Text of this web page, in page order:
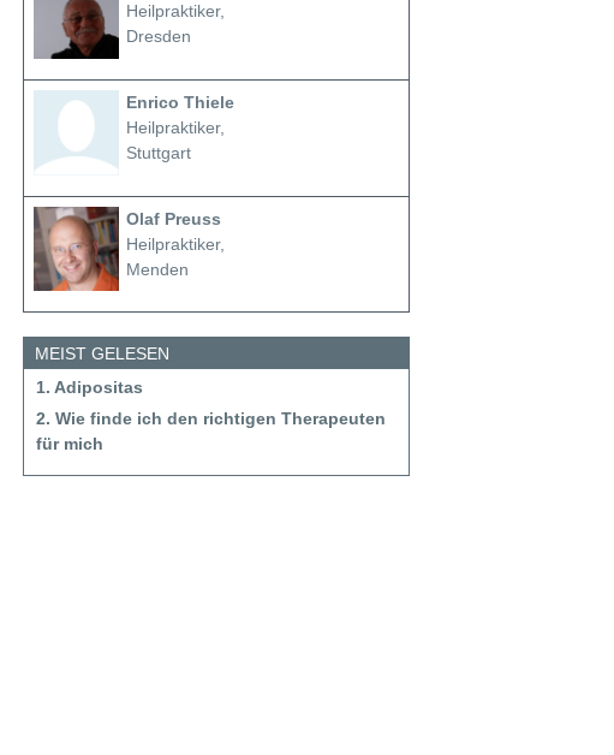
Heilpraktiker,
Dresden
Enrico Thiele
Heilpraktiker,
Stuttgart
Olaf Preuss
Heilpraktiker,
Menden
MEIST GELESEN
1. Adipositas
2. Wie finde ich den richtigen Therapeuten
für mich